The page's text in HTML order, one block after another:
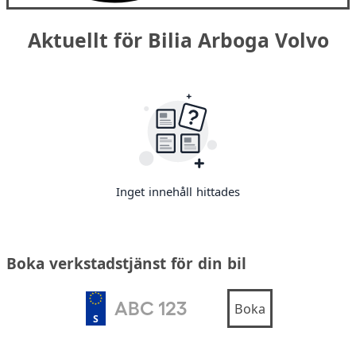
Aktuellt för Bilia Arboga Volvo
Inget innehåll hittades
Boka verkstadstjänst för din bil
S
Boka